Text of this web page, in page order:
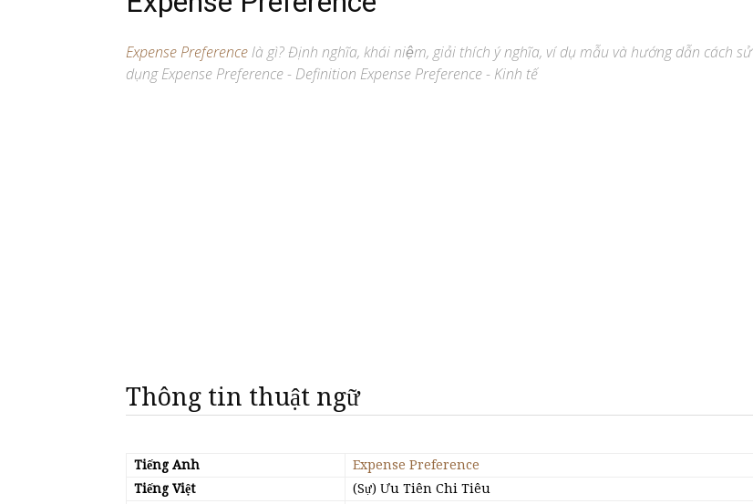
Expense Preferencelà gì? Định nghĩa, khái niệm, giải thích ý nghĩa, ví dụ mẫu và hướng dẫn cách sử
dụng Expense Preference - Definition Expense Preference - Kinh tế
Thông tin thuật ngữ
Tiếng Anh
Expense Preference
Tiếng Việt
(Sự) Ưu Tiên Chi Tiêu